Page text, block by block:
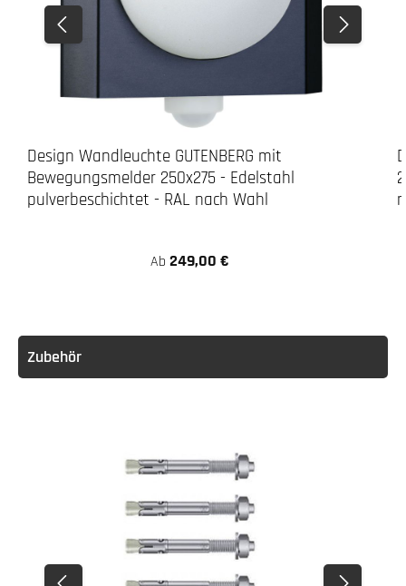
Design Wandleuchte GUTENBERG mit
Bewegungsmelder 250x275 - Edelstahl
pulverbeschichtet - RAL nach Wahl
Ab 249,00 €
Zubehör